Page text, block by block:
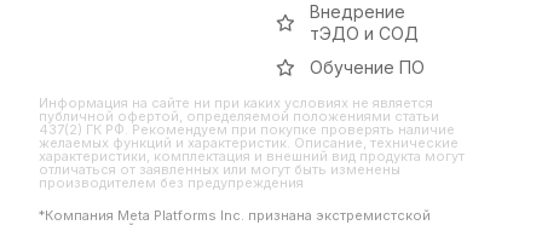
Внедрение
тЭДО и СОД
Обучение ПО
Информация на сайте ни при каких условиях не является
публичной офертой, определяемой положениями статьи
437(2) ГК РФ. Рекомендуем при покупке проверять наличие
желаемых функций и характеристик. Описание, технические
характеристики, комплектация и внешний вид продукта могут
отличаться от заявленных или могут быть изменены
производителем без предупреждения
*Компания Meta Platforms Inc. признана экстремистской